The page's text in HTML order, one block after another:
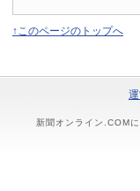
↑このページのトップへ
新聞オンライン.COM